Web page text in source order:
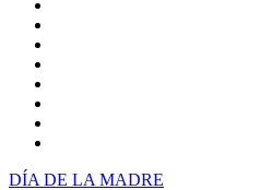
DÍA DE LA MADRE